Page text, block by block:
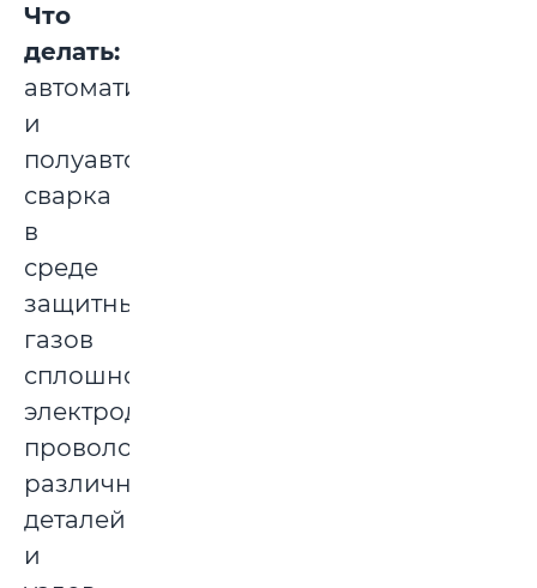
Что
делать:
автоматическая
и
полуавтоматическая
сварка
в
среде
защитных
газов
сплошной
электродной
проволокой
различных
деталей
и